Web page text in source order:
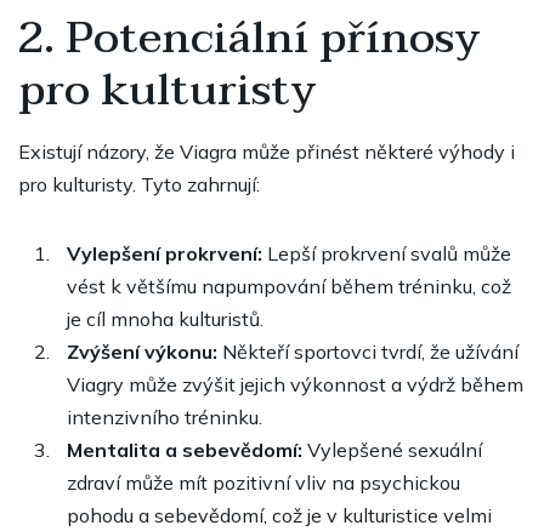
2. Potenciální přínosy
pro kulturisty
Existují názory, že Viagra může přinést některé výhody i
pro kulturisty. Tyto zahrnují:
Vylepšení prokrvení: Lepší prokrvení svalů může
vést k většímu napumpování během tréninku, což
je cíl mnoha kulturistů.
Zvýšení výkonu: Někteří sportovci tvrdí, že užívání
Viagry může zvýšit jejich výkonnost a výdrž během
intenzivního tréninku.
Mentalita a sebevědomí: Vylepšené sexuální
zdraví může mít pozitivní vliv na psychickou
pohodu a sebevědomí, což je v kulturistice velmi